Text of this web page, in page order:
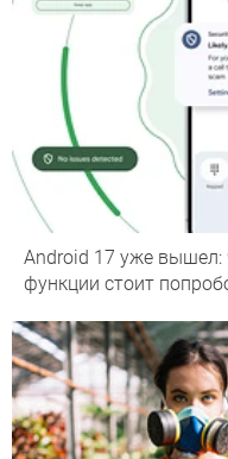
Android 17 уже вышел:
функции стоит